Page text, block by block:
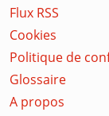
Flux RSS
Cookies
Politique de
Glossaire
A propos